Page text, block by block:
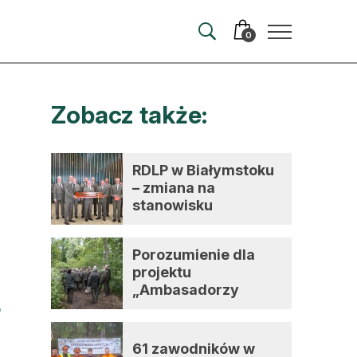
0
Zobacz także:
RDLP w Białymstoku
– zmiana na
stanowisku
Porozumienie dla
projektu
„Ambasadorzy
61 zawodników w